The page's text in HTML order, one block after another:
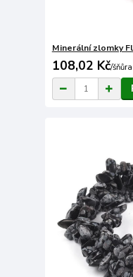
Minerální zlomky
108,02 Kč/šňůra